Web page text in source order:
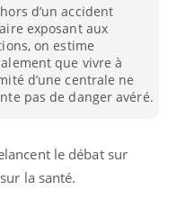
d’un accident
exposant aux
on estime
que vivre à
d’une centrale ne
pas de danger avéré.
le débat sur
la santé.